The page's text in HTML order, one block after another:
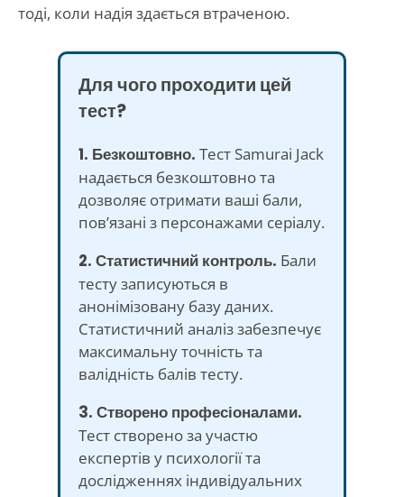
тоді, коли надія здається втраченою.
Для чого проходити цей
тест?
1. Безкоштовно. Тест Samurai Jack
надається безкоштовно та
дозволяє отримати ваші бали,
пов’язані з персонажами серіалу.
2. Статистичний контроль. Бали
тесту записуються в
анонімізовану базу даних.
Статистичний аналіз забезпечує
максимальну точність та
валідність балів тесту.
3. Створено професіоналами.
Тест створено за участю
експертів у психології та
дослідженнях індивідуальних